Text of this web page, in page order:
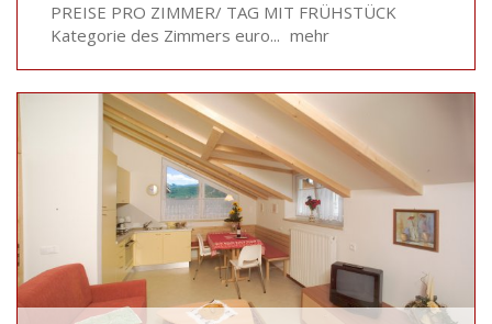
PREISE PRO ZIMMER/ TAG MIT FRÜHSTÜCK
Kategorie des Zimmers euro... mehr